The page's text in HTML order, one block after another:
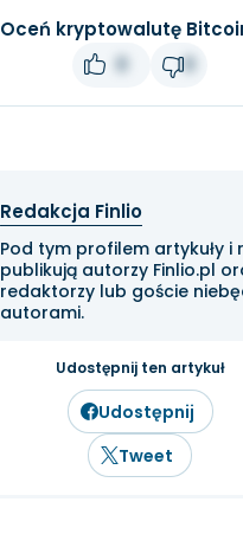
Oceń kryptowalutę
Redakcja Finlio
Pod tym profilem artykuły i
publikują autorzy Finlio.pl
redaktorzy lub goście
autorami.
Udostępnij ten artykuł
Udostępnij
Tweet